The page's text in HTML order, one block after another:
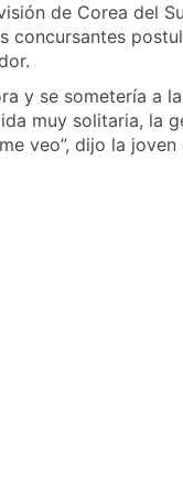
de Corea del
concursantes
y se sometería a
muy solitaria, la
veo”, dijo la